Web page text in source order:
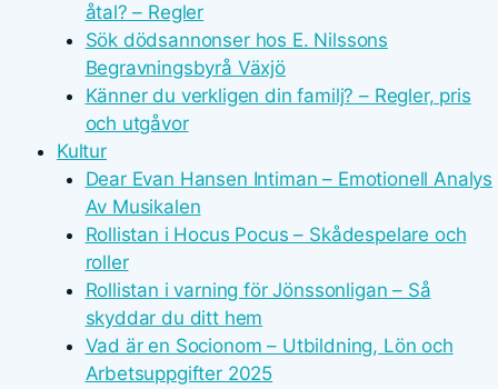
åtal? – Regler
Sök dödsannonser hos E. Nilssons
Begravningsbyrå Växjö
Känner du verkligen din familj? – Regler, pris
och utgåvor
Kultur
Dear Evan Hansen Intiman – Emotionell Analys
Av Musikalen
Rollistan i Hocus Pocus – Skådespelare och
roller
Rollistan i varning för Jönssonligan – Så
skyddar du ditt hem
Vad är en Socionom – Utbildning, Lön och
Arbetsuppgifter 2025